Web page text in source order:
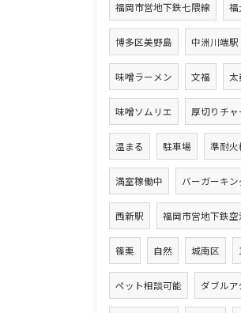
福岡市営地下鉄七隈線 福
博多区美野島 中洲川端駅
味噌ラーメン 文福 太
味噌ソムリエ 厚切りチ
温まる 駐車場 準耐火
満室稼働中 バーガーキン
西新駅 福岡市営地下鉄空
篠栗 自然 城南区
ペット相談可能 ダブルア